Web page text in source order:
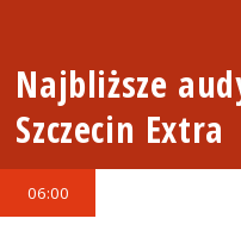
Najbliższe
Szczecin Extra
06:00